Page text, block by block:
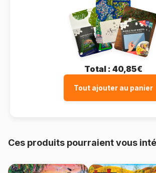
Total : 40,85€
Tout ajouter au panier
Ces produits pourraient vous